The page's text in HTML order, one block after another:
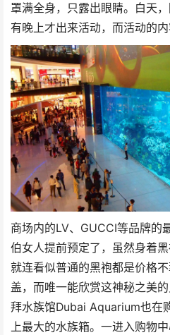
罩满全身，只露出眼睛。白天
有晚上才出来活动，而活动的内
商场内的LV、GUCCI等品牌的
伯女人提前预定了，虽然身着
就连看似普通的黑袍都是价格
盖，而唯一能欣赏这神秘之美
拜水族馆Dubai Aquarium也在
上最大的水族箱。一进入购物